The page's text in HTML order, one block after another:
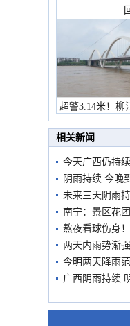
超警3.14米！柳
市民
相关新闻
今天广西仍持
阴雨持续 今晚
未来三天阴雨
南宁：景区花
熬夜看球伤身
两天内雨势渐
今明两天降雨
广西阴雨持续